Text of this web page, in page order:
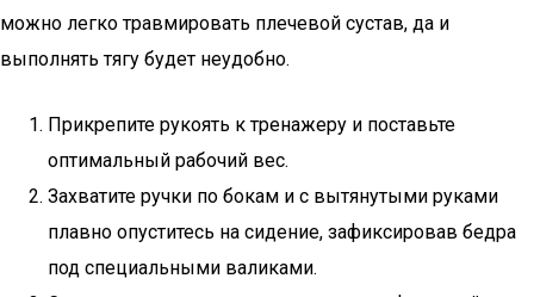
можно легко травмировать плечевой сустав, да и
выполнять тягу будет неудобно.
Прикрепите рукоять к тренажеру и поставьте
оптимальный рабочий вес.
Захватите ручки по бокам и с вытянутыми руками
плавно опуститесь на сидение, зафиксировав бедра
под специальными валиками.